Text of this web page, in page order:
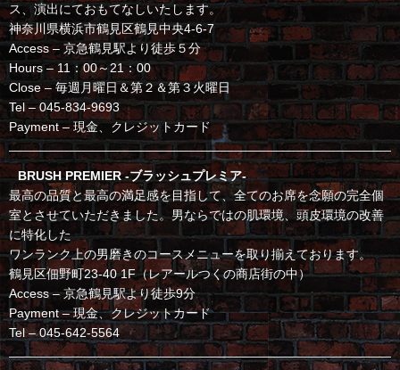
ス、演出にておもてなしいたします。
神奈川県横浜市鶴見区鶴見中央4-6-7
Access – 京急鶴見駅より徒歩５分
Hours – 11：00～21：00
Close – 毎週月曜日＆第２＆第３火曜日
Tel – 045-834-9693
Payment – 現金、クレジットカード
BRUSH PREMIER -ブラッシュプレミア-
最高の品質と最高の満足感を目指して、全てのお席を念願の完全個
室とさせていただきました。男ならではの肌環境、頭皮環境の改善
に特化した
ワンランク上の男磨きのコースメニューを取り揃えております。
鶴見区佃野町23-40 1F（レアールつくの商店街の中）
Access – 京急鶴見駅より徒歩9分
Payment – 現金、クレジットカード
Tel – 045-642-5564